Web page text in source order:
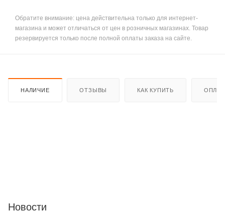
Обратите внимание: цена действительна только для интернет-
магазина и может отличаться от цен в розничных магазинах. Товар
резервируется только после полной оплаты заказа на сайте.
НАЛИЧИЕ ОТЗЫВЫ КАК КУПИТЬ
Новости